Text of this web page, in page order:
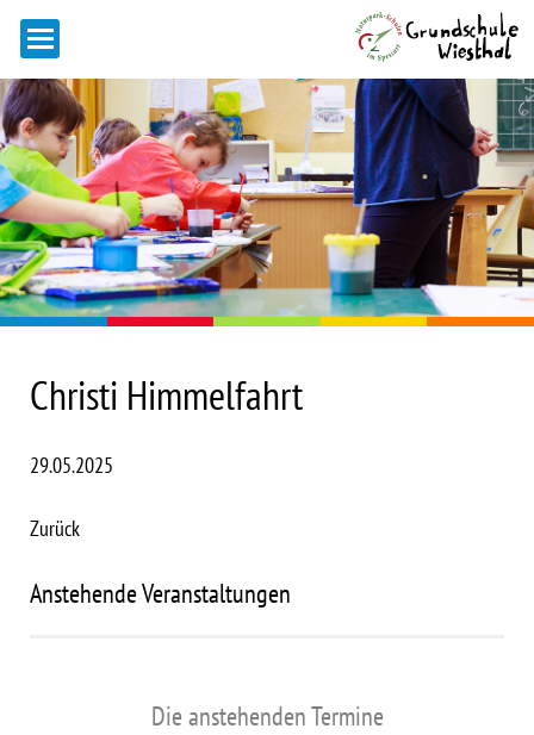
Christi Himmelfahrt
29.05.2025
Zurück
Anstehende Veranstaltungen
Die anstehenden Termine